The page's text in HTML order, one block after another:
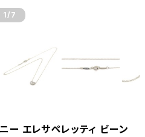
1 /7
ー エレサペレッティ ビーン